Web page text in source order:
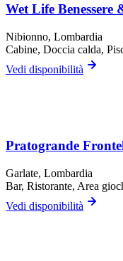
Wet Life
Nibionno, Lombardia
Cabine, Doccia calda,
Vedi disponibilità
Pratogrande
Garlate, Lombardia
Bar, Ristorante, Area
Vedi disponibilità